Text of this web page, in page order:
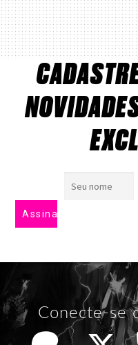
Conecte-se